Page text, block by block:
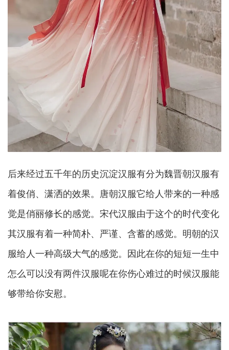
后来经过五千年的历史沉淀汉服有分为魏晋朝汉服有
着俊俏、潇洒的效果。唐朝汉服它给人带来的一种感
觉是俏丽修长的感觉。宋代汉服由于这个的时代变化
其汉服有着一种简朴、严谨、含蓄的感觉。明朝的汉
服给人一种高级大气的感觉。因此在你的短短一生中
怎么可以没有两件汉服呢在你伤心难过的时候汉服能
够带给你安慰。